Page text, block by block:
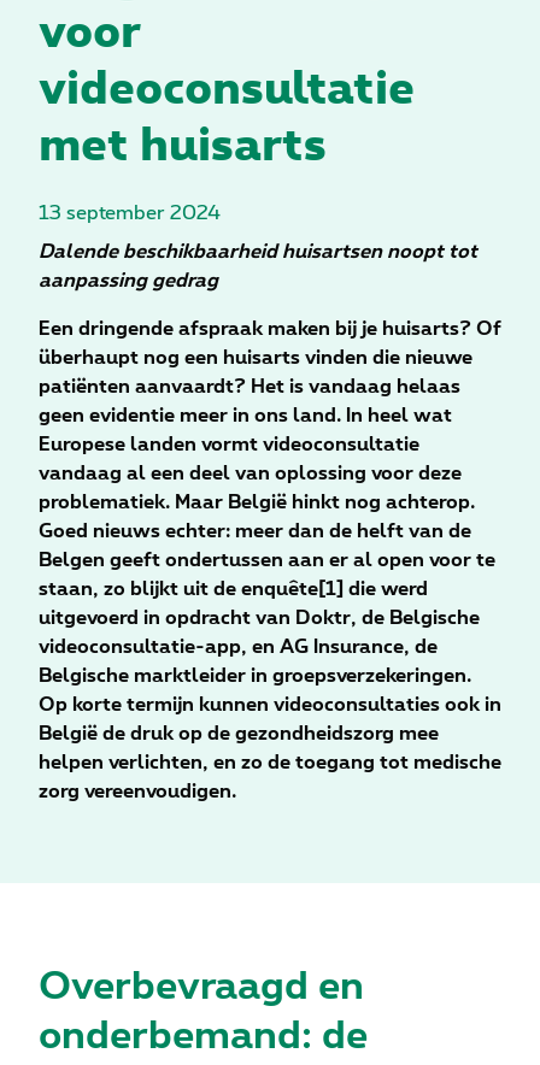
voor
videoconsultatie
met huisarts
13 september 2024
Dalende beschikbaarheid huisartsen noopt tot
aanpassing gedrag
Een dringende afspraak maken bij je huisarts? Of
überhaupt nog een huisarts vinden die nieuwe
patiënten aanvaardt? Het is vandaag helaas
geen evidentie meer in ons land. In heel wat
Europese landen vormt videoconsultatie
vandaag al een deel van oplossing voor deze
problematiek. Maar België hinkt nog achterop.
Goed nieuws echter: meer dan de helft van de
Belgen geeft ondertussen aan er al open voor te
staan, zo blijkt uit de enquête[1] die werd
uitgevoerd in opdracht van Doktr, de Belgische
videoconsultatie-app, en AG Insurance, de
Belgische marktleider in groepsverzekeringen.
Op korte termijn kunnen videoconsultaties ook in
België de druk op de gezondheidszorg mee
helpen verlichten, en zo de toegang tot medische
zorg vereenvoudigen.
Overbevraagd en
onderbemand: de